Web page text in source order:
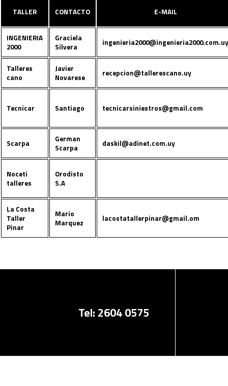
TALLER CONTACTO E-MAIL
INGENIERIA
2000
Graciela
Silvera
ingenieria2000@ingenieria2000.com.uy
Talleres
cano
Javier
Novarese
recepcion@tallerescano.uy
Tecnicar Santiago tecnicarsiniestros@gmail.com
Scarpa
German
Scarpa
daskil@adinet.com.uy
Noceti
talleres
Orodisto
S.A
La Costa
Taller
Pinar
Mario
Marquez
lacostatallerpinar@gmail.om
Tel: 2604 0575